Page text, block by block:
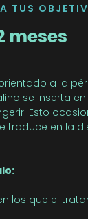
TUS
meses
a la
se inserta
Esto
traduce en la
los que el